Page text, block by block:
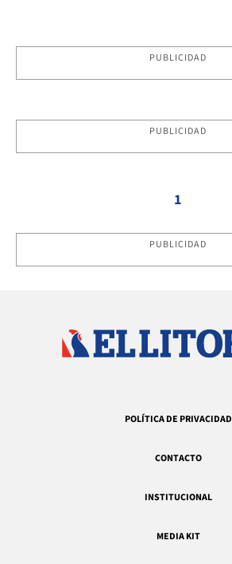
PUBLICIDAD
PUBLICIDAD
1
PUBLICIDAD
POLÍTICA DE PRIVACIDAD
CONTACTO
INSTITUCIONAL
MEDIA KIT